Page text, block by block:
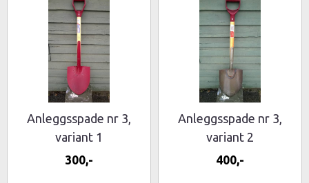
Anleggsspade nr 3,
variant 1
300,-
Anleggsspade nr 3,
variant 2
400,-